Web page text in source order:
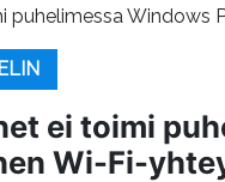
puhelimessa Windows
ei toimi
Wi-Fi-